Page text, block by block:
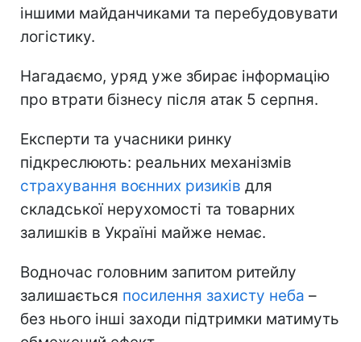
іншими майданчиками та перебудовувати
логістику.
Нагадаємо, уряд уже збирає інформацію
про втрати бізнесу після атак 5 серпня.
Експерти та учасники ринку
підкреслюють: реальних механізмів
страхування воєнних ризиків для
складської нерухомості та товарних
залишків в Україні майже немає.
Водночас головним запитом ритейлу
залишається посилення захисту неба –
без нього інші заходи підтримки матимуть